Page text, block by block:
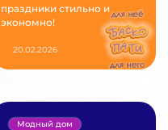
праздники стильно и
экономно!
20.02.2026
Модный дом